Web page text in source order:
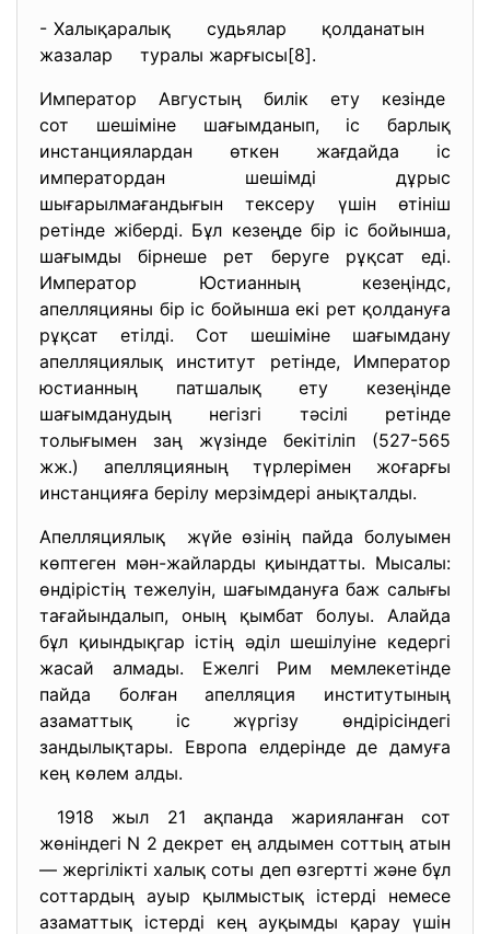
- Халықаралық судьялар қолданатын
жазалар туралы жарғысы[8].
Император Августың билік ету кезінде
сот шешіміне шағымданып, іс барлық
инстанциялардан өткен жағдайда іс
императордан шешімді дұрыс
шығарылмағандығын тексеру үшін өтініш
ретінде жіберді. Бұл кезеңде бір іс бойынша,
шағымды бірнеше рет беруге рұқсат еді.
Император Юстианның кезеңіндс,
апелляцияны бір іс бойынша екі рет қолдануға
рұқсат етілді. Сот шешіміне шағымдану
апелляциялық институт ретінде, Император
юстианның патшалық ету кезеңінде
шағымданудың негізгі тәсілі ретінде
толығымен заң жүзінде бекітіліп (527-565
жж.) апелляцияның түрлерімен жоғарғы
инстанцияға берілу мерзімдері анықталды.
Апелляциялық жүйе өзінің пайда болуымен
көптеген мән-жайларды қиындатты. Мысалы:
өндірістің тежелуін, шағымдануға баж салығы
тағайындалып, оның қымбат болуы. Алайда
бұл қиындықгар істің әділ шешілуіне кедергі
жасай алмады. Ежелгі Рим мемлекетінде
пайда болған апелляция институтының
азаматтық іс жүргізу өндірісіндегі
зандылықтары. Европа елдерінде де дамуға
кең көлем алды.
1918 жыл 21 ақпанда жарияланған сот
жөніндегі N 2 декрет ең алдымен соттың атын
— жергілікті халық соты деп өзгертті және бұл
соттардың ауыр қылмыстық істерді немесе
азаматтық істерді кең ауқымды қарау үшін